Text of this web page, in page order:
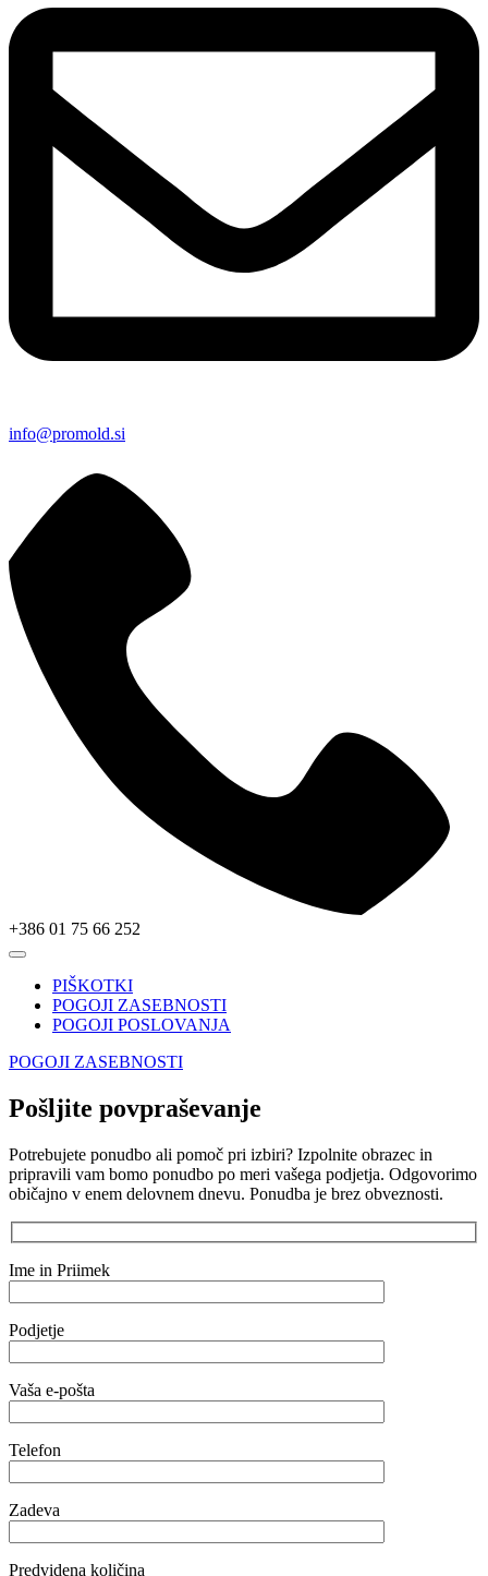
info@promold.si
+386 01 75 66 252
PIŠKOTKI
POGOJI ZASEBNOSTI
POGOJI POSLOVANJA
POGOJI ZASEBNOSTI
Pošljite povpraševanje
Potrebujete ponudbo ali pomoč pri izbiri? Izpolnite obrazec in
pripravili vam bomo ponudbo po meri vašega podjetja. Odgovorimo
običajno v enem delovnem dnevu. Ponudba je brez obveznosti.
Ime in Priimek
Podjetje
Vaša e-pošta
Telefon
Zadeva
Predvidena količina